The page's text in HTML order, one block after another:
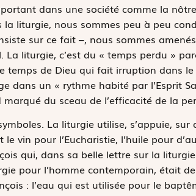
dans une société comme la
liturgie, nous sommes peu à peu
sur ce fait –, nous sommes
liturgie, c’est du « temps perdu »
temps de Dieu qui fait irruption dans
dans un « rythme habité par l’Esprit
du sceau de l’efficacité de la
La liturgie utilise, s’appuie, sur
vin pour l’Eucharistie, l’huile pour
qui, dans sa belle lettre sur la liturgie
pour l’homme contemporain, était de
: l’eau qui est utilisée pour le